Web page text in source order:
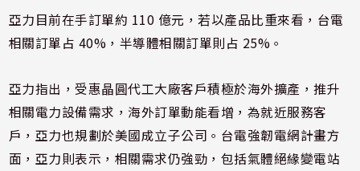
亞力目前在手訂單約 110 億元，若以產品比重來看，台電
相關訂單占 40%，半導體相關訂單則占 25%。
亞力指出，受惠晶圓代工大廠客戶積極於海外擴產，推升
相關電力設備需求，海外訂單動能看增，為就近服務客
戶，亞力也規劃於美國成立子公司。台電強韌電網計畫方
面，亞力則表示，相關需求仍強勁，包括氣體絕緣變電站